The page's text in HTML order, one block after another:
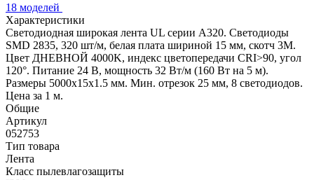
18 моделей
Характеристики
Светодиодная широкая лента UL серии A320. Светодиоды
SMD 2835, 320 шт/м, белая плата шириной 15 мм, скотч 3M.
Цвет ДНЕВНОЙ 4000K, индекс цветопередачи CRI>90, угол
120°. Питание 24 В, мощность 32 Вт/м (160 Вт на 5 м).
Размеры 5000x15x1.5 мм. Мин. отрезок 25 мм, 8 светодиодов.
Цена за 1 м.
Общие
Артикул
052753
Тип товара
Лента
Класс пылевлагозащиты